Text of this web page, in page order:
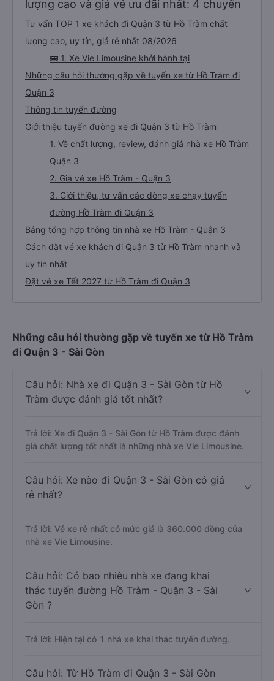
nhân viên tại văn phòng có thể nói được tiếng Anh và rất thân thiện. Tôi sẽ
toàn.
lượng cao và giá vé ưu đãi nhất: 4 chuyến
Tư vấn TOP 1 xe khách đi Quận 3 từ Hồ Tràm chất
lượng cao, uy tín, giá rẻ nhất 08/2026
🚌 1. Xe Vie Limousine khởi hành tại
Những câu hỏi thường gặp về tuyến xe từ Hồ Tràm đi
Quận 3
Thông tin tuyến đường
Giới thiệu tuyến đường xe đi Quận 3 từ Hồ Tràm
1. Về chất lượng, review, đánh giá nhà xe Hồ Tràm
Quận 3
2. Giá vé xe Hồ Tràm - Quận 3
3. Giới thiệu, tư vấn các dòng xe chạy tuyến
đường Hồ Tràm đi Quận 3
Bảng tổng hợp thông tin nhà xe Hồ Tràm - Quận 3
Cách đặt vé xe khách đi Quận 3 từ Hồ Tràm nhanh và
uy tín nhất
Đặt vé xe Tết 2027 từ Hồ Tràm đi Quận 3
Những câu hỏi thường gặp về tuyến xe từ Hồ Tràm
đi Quận 3 - Sài Gòn
Câu hỏi: Nhà xe đi Quận 3 - Sài Gòn từ Hồ
Tràm được đánh giá tốt nhất?
Trả lời: Xe đi Quận 3 - Sài Gòn từ Hồ Tràm được đánh
giá chất lượng tốt nhất là những nhà xe Vie Limousine.
Câu hỏi: Xe nào đi Quận 3 - Sài Gòn có giá
rẻ nhất?
Trả lời: Vé xe rẻ nhất có mức giá là 360.000 đồng của
nhà xe Vie Limousine.
Câu hỏi: Có bao nhiêu nhà xe đang khai
thác tuyến đường Hồ Tràm - Quận 3 - Sài
Gòn ?
Trả lời: Hiện tại có 1 nhà xe khai thác tuyến đường.
Câu hỏi: Từ Hồ Tràm đi Quận 3 - Sài Gòn